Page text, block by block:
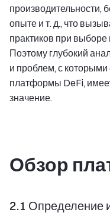
производительности,
опыте и т. д., что
практиков при
Поэтому глубокий
и проблем, с
платформы DeFi,
значение.
Обзор
2.1 Определение